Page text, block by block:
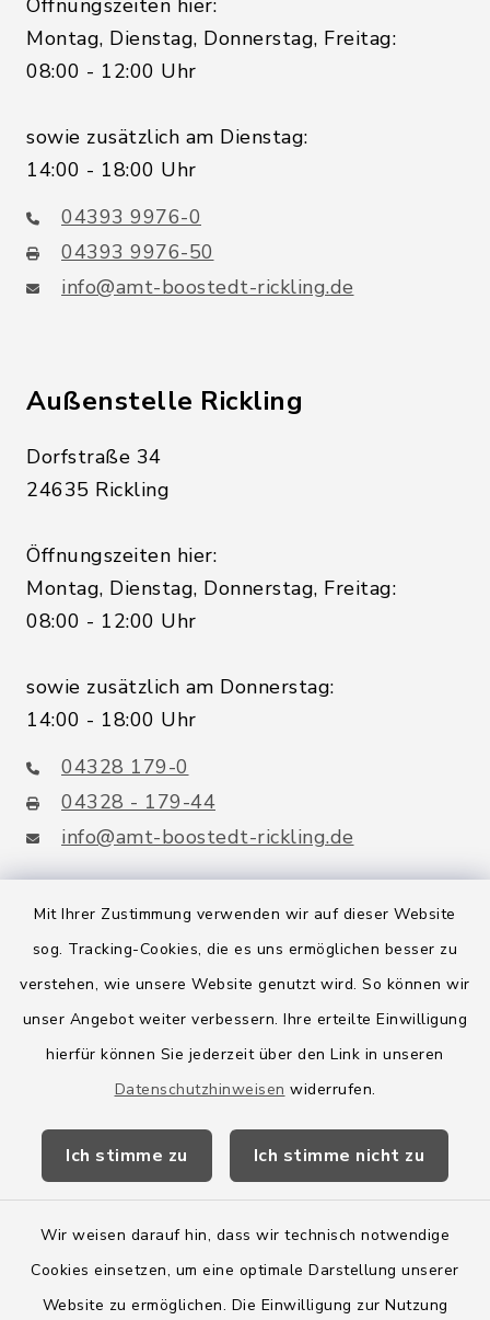
Mit Ihrer Zustimmung verwenden wir auf dieser Website
sog. Tracking-Cookies, die es uns ermöglichen besser zu
verstehen, wie unsere Website genutzt wird. So können wir
unser Angebot weiter verbessern. Ihre erteilte Einwilligung
hierfür können Sie jederzeit über den Link in unseren
Datenschutzhinweisen widerrufen.
Ich stimme zu Ich stimme nicht zu
Wir weisen darauf hin, dass wir technisch notwendige
Cookies einsetzen, um eine optimale Darstellung unserer
Website zu ermöglichen. Die Einwilligung zur Nutzung
Öffnungszeiten hier:
Montag, Dienstag, Donnerstag, Freitag:
08:00 - 12:00 Uhr
sowie zusätzlich am Dienstag:
14:00 - 18:00 Uhr
04393 9976-0
04393 9976-50
info@amt-boostedt-rickling.de
Außenstelle Rickling
Dorfstraße 34
24635 Rickling
Öffnungszeiten hier:
Montag, Dienstag, Donnerstag, Freitag:
08:00 - 12:00 Uhr
sowie zusätzlich am Donnerstag:
14:00 - 18:00 Uhr
04328 179-0
04328 - 179-44
info@amt-boostedt-rickling.de
Quicklinks
Amtsbroschüre
Kreis Segeberg
Wege-Zweckverband
Kontakt